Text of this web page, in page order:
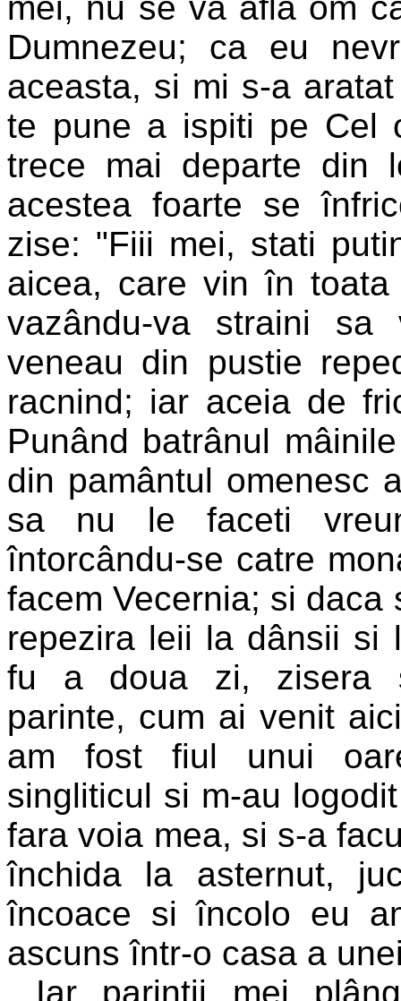
Dumnezeu; ca eu
aceasta, si mi s-a
te pune a ispiti pe Cel
trece mai departe din
acestea foarte se
zise: "Fiii mei, stati
aicea, care vin în
vazându-va straini
veneau din pustie
racnind; iar aceia de
Punând batrânul
din pamântul omenesc
sa nu le faceti
întorcându-se catre
facem Vecernia; si
repezira leii la dânsii si
fu a doua zi, zisera
parinte, cum ai venit
am fost fiul unui
singliticul si m-au
fara voia mea, si s-a
închida la asternut,
încoace si încolo eu
ascuns într-o casa a
Iar parintii mei